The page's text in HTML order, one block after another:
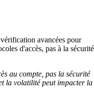
avancées pour
d'accès, pas à la sécurité
au compte, pas la sécurité
la volatilité peut impacter la